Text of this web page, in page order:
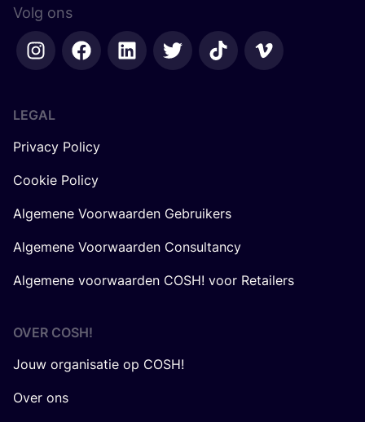
Volg ons
LEGAL
Privacy Policy
Cookie Policy
Algemene Voorwaarden Gebruikers
Algemene Voorwaarden Consultancy
Algemene voorwaarden COSH! voor Retailers
OVER COSH!
Jouw organisatie op COSH!
Over ons